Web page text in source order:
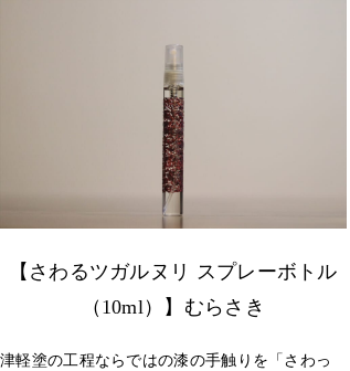
【さわるツガルヌリ スプレーボトル
（10ml）】むらさき
津軽塗の工程ならではの漆の手触りを「さわっ